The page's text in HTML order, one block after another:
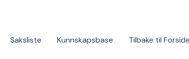
Saksliste Kunnskapsbase Tilbake til